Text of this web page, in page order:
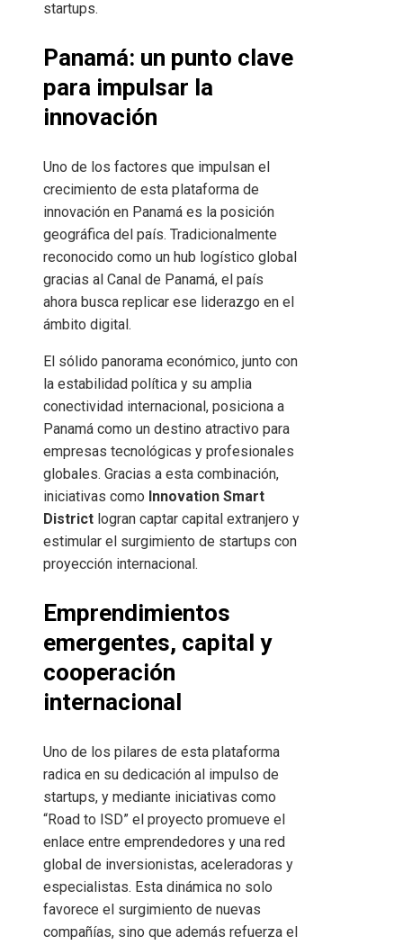
startups.
Panamá: un punto clave
para impulsar la
innovación
Uno de los factores que impulsan el
crecimiento de esta plataforma de
innovación en Panamá es la posición
geográfica del país. Tradicionalmente
reconocido como un hub logístico global
gracias al Canal de Panamá, el país
ahora busca replicar ese liderazgo en el
ámbito digital.
El sólido panorama económico, junto con
la estabilidad política y su amplia
conectividad internacional, posiciona a
Panamá como un destino atractivo para
empresas tecnológicas y profesionales
globales. Gracias a esta combinación,
iniciativas como Innovation Smart
District logran captar capital extranjero y
estimular el surgimiento de startups con
proyección internacional.
Emprendimientos
emergentes, capital y
cooperación
internacional
Uno de los pilares de esta plataforma
radica en su dedicación al impulso de
startups, y mediante iniciativas como
“Road to ISD” el proyecto promueve el
enlace entre emprendedores y una red
global de inversionistas, aceleradoras y
especialistas. Esta dinámica no solo
favorece el surgimiento de nuevas
compañías, sino que además refuerza el